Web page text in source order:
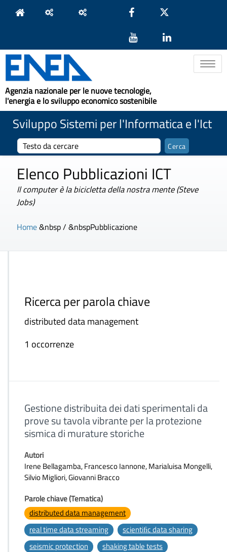
Toggle
Agenzia nazionale per le nuove tecnologie,
l'energia e lo sviluppo economico sostenibile
Sviluppo Sistemi per l'Informatica e l'Ict
Elenco Pubblicazioni ICT
Il computer è la bicicletta della nostra mente (Steve
Jobs)
Home&nbsp / &nbspPubblicazione
Ricerca per parola chiave
distributed data management
1 occorrenze
Gestione distribuita dei dati sperimentali da
prove su tavola vibrante per la protezione
sismica di murature storiche
Autori
Irene Bellagamba, Francesco Iannone, Marialuisa Mongelli,
Silvio Migliori, Giovanni Bracco
Parole chiave (Tematica)
distributed data management
real time data streaming
scientiﬁc data sharing
seismic protection
shaking table tests